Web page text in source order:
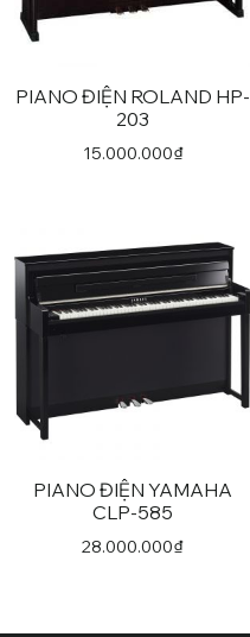
PIANO ĐIỆN ROLAND HP-
203
15.000.000₫
PIANO ĐIỆN YAMAHA
CLP-585
28.000.000₫